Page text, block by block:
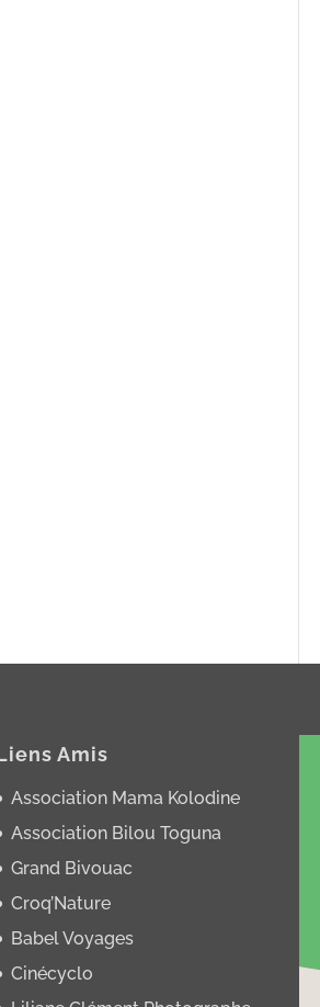
Amis
Association Mama Kolodine
Association Bilou Toguna
Grand Bivouac
Croq’Nature
Babel Voyages
Cinécyclo